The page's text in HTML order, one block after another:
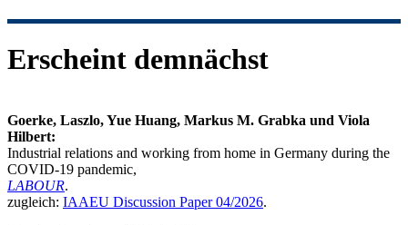
Erscheint demnächst
Goerke, Laszlo, Yue Huang, Markus M. Grabka und Viola
Hilbert:
Industrial relations and working from home in Germany during the
COVID-19 pandemic,
LABOUR.
zugleich: IAAEU Discussion Paper 04/2026.